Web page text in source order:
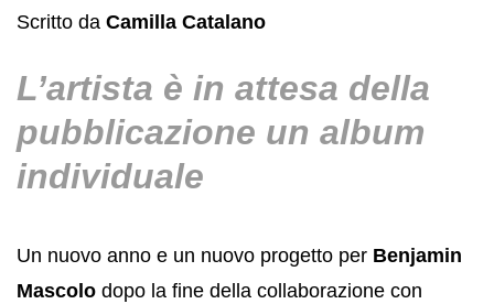
Scritto da Camilla Catalano
L’artista è in attesa della
pubblicazione un album
individuale
Un nuovo anno e un nuovo progetto per Benjamin
Mascolo dopo la fine della collaborazione con